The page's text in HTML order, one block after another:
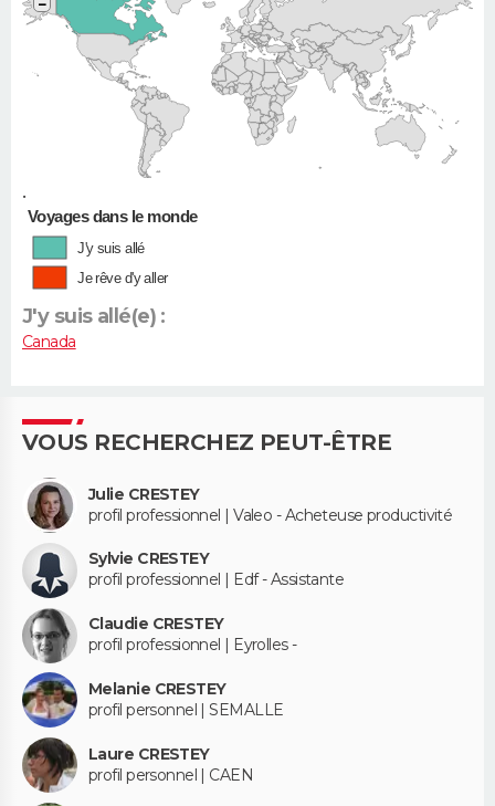
•
−
Voyages dans le monde
J'y suis allé
Je rêve d'y aller
J'y suis allé(e) :
Canada
VOUS RECHERCHEZ PEUT-ÊTRE
Julie CRESTEY
profil professionnel | Valeo - Acheteuse productivité
Sylvie CRESTEY
profil professionnel | Edf - Assistante
Claudie CRESTEY
profil professionnel | Eyrolles -
Melanie CRESTEY
profil personnel | SEMALLE
Laure CRESTEY
profil personnel | CAEN